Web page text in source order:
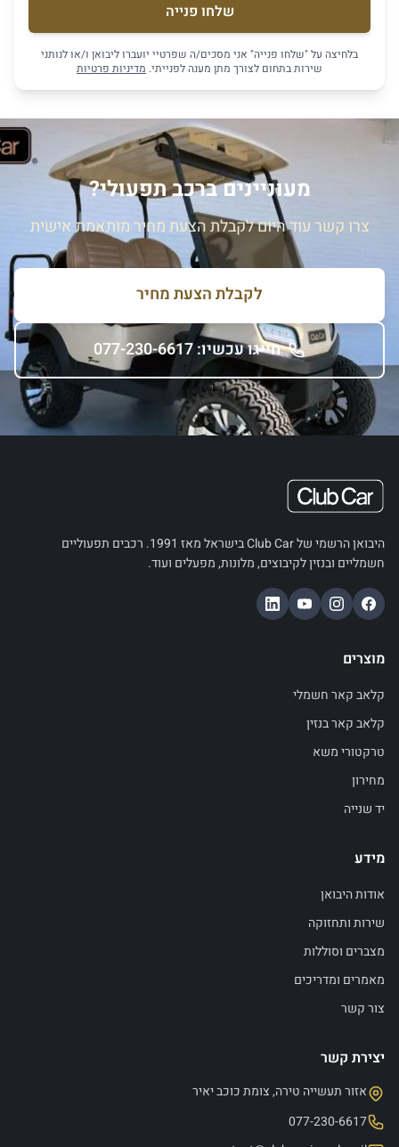
שלחו פנייה
בלחיצה על "שלחו פנייה" אני מסכים/ה שפרטיי יועברו ליבואן ו/או לנותני
שירות בתחום לצורך מתן מענה לפנייתי. מדיניות פרטיות
מעוניינים ברכב תפעולי?
צרו קשר עוד היום לקבלת הצעת מחיר מותאמת אישית
לקבלת הצעת מחיר
חייגו עכשיו: 077-230-6617
היבואן הרשמי של Club Car בישראל מאז 1991. רכבים תפעוליים
חשמליים ובנזין לקיבוצים, מלונות, מפעלים ועוד.
מוצרים
קלאב קאר חשמלי
קלאב קאר בנזין
טרקטורי משא
מחירון
יד שנייה
מידע
אודות היבואן
שירות ותחזוקה
מצברים וסוללות
מאמרים ומדריכים
צור קשר
יצירת קשר
אזור תעשייה טירה, צומת כוכב יאיר
077-230-6617